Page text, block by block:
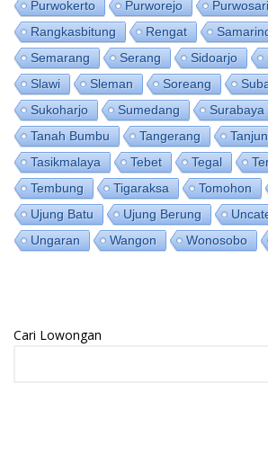
Purwokerto
Purworejo Purwosari
Rangkasbitung
Rengat
Semarang
Serang Sidoarjo
Slawi
Sleman Soreang
Sukoharjo
Sumedang Surabaya
Tanah Bumbu
Tangerang
Tasikmalaya
Tebet Tegal
Tembung
Tigaraksa Tomohon
Ujung Batu
Ujung Berung
Ungaran
Wangon Wonosobo
Cari Lowongan